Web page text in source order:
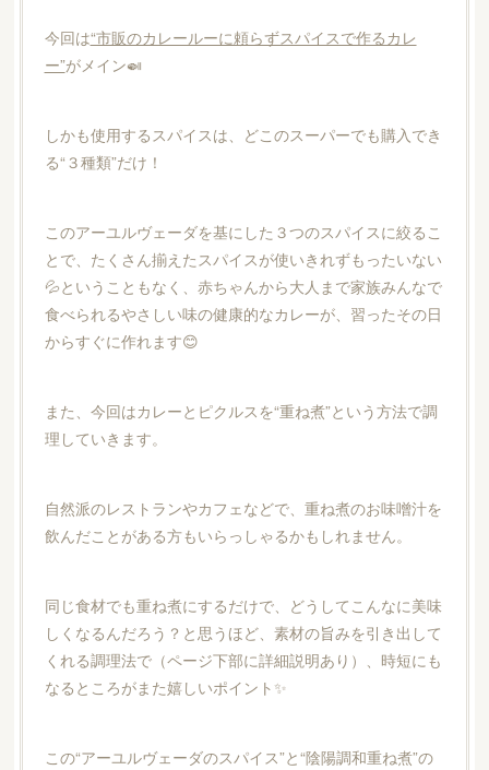
今回は“市販のカレールーに頼らずスパイスで作るカレ
ー”がメイン🍛
しかも使用するスパイスは、どこのスーパーでも購入でき
る“３種類”だけ！
このアーユルヴェーダを基にした３つのスパイスに絞るこ
とで、たくさん揃えたスパイスが使いきれずもったいない
💦ということもなく、赤ちゃんから大人まで家族みんなで
食べられるやさしい味の健康的なカレーが、習ったその日
からすぐに作れます😊
また、今回はカレーとピクルスを“重ね煮”という方法で調
理していきます。
自然派のレストランやカフェなどで、重ね煮のお味噌汁を
飲んだことがある方もいらっしゃるかもしれません。
同じ食材でも重ね煮にするだけで、どうしてこんなに美味
しくなるんだろう？と思うほど、素材の旨みを引き出して
くれる調理法で（ページ下部に詳細説明あり）、時短にも
なるところがまた嬉しいポイント✨
この“アーユルヴェーダのスパイス”と“陰陽調和重ね煮”の